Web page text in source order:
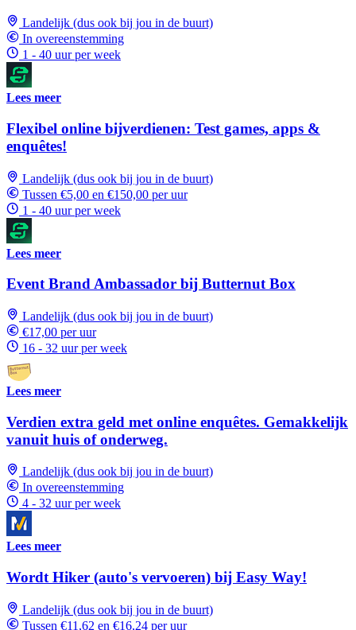
Landelijk (dus ook bij jou in de buurt)
In overeenstemming
1 - 40 uur per week
Lees meer
Flexibel online bijverdienen: Test games, apps &
enquêtes!
Landelijk (dus ook bij jou in de buurt)
Tussen €5,00 en €150,00 per uur
1 - 40 uur per week
Lees meer
Event Brand Ambassador bij Butternut Box
Landelijk (dus ook bij jou in de buurt)
€17,00 per uur
16 - 32 uur per week
Lees meer
Verdien extra geld met online enquêtes. Gemakkelijk
vanuit huis of onderweg.
Landelijk (dus ook bij jou in de buurt)
In overeenstemming
4 - 32 uur per week
Lees meer
Wordt Hiker (auto's vervoeren) bij Easy Way!
Landelijk (dus ook bij jou in de buurt)
Tussen €11,62 en €16,24 per uur